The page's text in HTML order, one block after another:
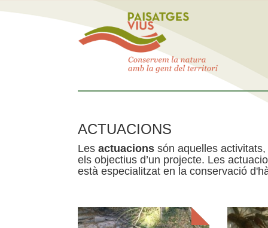
ACTUACIONS
Les actuacions són aquelles
els objectius d’un projecte. Les
està especialitzat en la conservació